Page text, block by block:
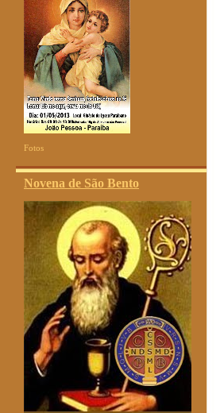
Fotos
Novena de São Bento